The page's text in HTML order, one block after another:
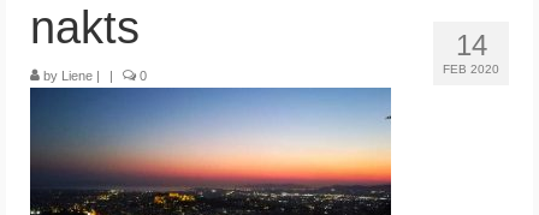
ASV
Melnkalne
14
FEB 2020
nakts
by Liene | | 0